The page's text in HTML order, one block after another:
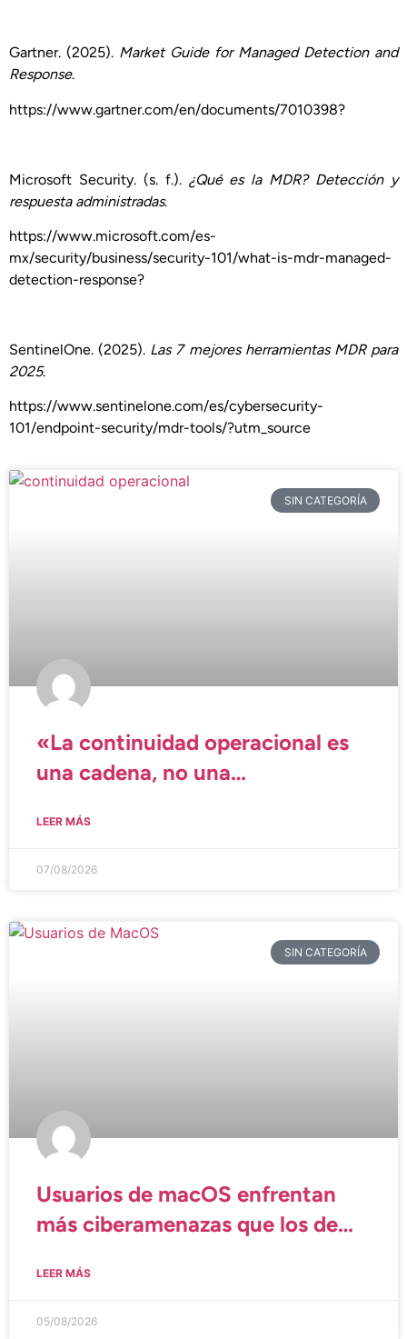
Gartner. (2025). Market Guide for Managed Detection and
Response.
https://www.gartner.com/en/documents/7010398?
Microsoft Security. (s. f.). ¿Qué es la MDR? Detección y
respuesta administradas.
https://www.microsoft.com/es-
mx/security/business/security-101/what-is-mdr-managed-
detection-response?
SentinelOne. (2025). Las 7 mejores herramientas MDR para
2025.
https://www.sentinelone.com/es/cybersecurity-
101/endpoint-security/mdr-tools/?utm_source
SIN CATEGORÍA
«La continuidad operacional es
una cadena, no una
LEER MÁS
07/08/2026
SIN CATEGORÍA
Usuarios de macOS enfrentan
más ciberamenazas que los de
LEER MÁS
05/08/2026